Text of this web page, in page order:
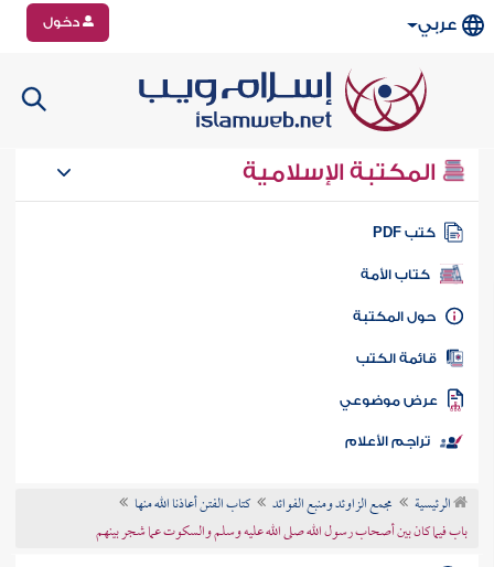
عربي دخول
المكتبة الإسلامية
كتب PDF
كتاب الأمة
المكتبة
الكتب
موضوعي
تراجم الأعلام
الرئيسية مجمع الزاوئد ومنبع الفوائد
كتاب الفتن أعاذنا الله منها
باب فيما كان بين أصحاب رسول الله صلى الله عليه وسلم والسكوت عما شجر بينهم